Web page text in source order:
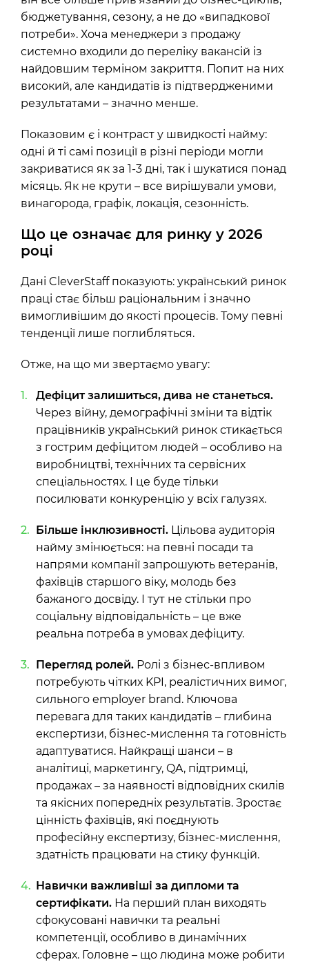
бюджетування, сезону, а не до «випадкової
потреби». Хоча менеджери з продажу
системно входили до переліку вакансій із
найдовшим терміном закриття. Попит на них
високий, але кандидатів із підтвердженими
результатами – значно менше.
Показовим є і контраст у швидкості найму:
одні й ті самі позиції в різні періоди могли
закриватися як за 1-3 дні, так і шукатися понад
місяць. Як не крути – все вирішували умови,
винагорода, графік, локація, сезонність.
Що це означає для ринку у 2026
році
Дані CleverStaff показують: український ринок
праці стає більш раціональним і значно
вимогливішим до якості процесів. Тому певні
тенденції лише поглибляться.
Отже, на що ми звертаємо увагу:
Дефіцит залишиться, дива не станеться.
Через війну, демографічні зміни та відтік
працівників український ринок стикається
з гострим дефіцитом людей – особливо на
виробництві, технічних та сервісних
спеціальностях. І це буде тільки
посилювати конкуренцію у всіх галузях.
Більше інклюзивності. Цільова аудиторія
найму змінюється: на певні посади та
напрями компанії запрошують ветеранів,
фахівців старшого віку, молодь без
бажаного досвіду. І тут не стільки про
соціальну відповідальність – це вже
реальна потреба в умовах дефіциту.
Перегляд ролей. Ролі з бізнес-впливом
потребують чітких KPI, реалістичних вимог,
сильного employer brand. Ключова
перевага для таких кандидатів – глибина
експертизи, бізнес-мислення та готовність
адаптуватися. Найкращі шанси – в
аналітиці, маркетингу, QA, підтримці,
продажах – за наявності відповідних скилів
та якісних попередніх результатів. Зростає
цінність фахівців, які поєднують
професійну експертизу, бізнес-мислення,
здатність працювати на стику функцій.
Навички важливіші за дипломи та
сертифікати. На перший план виходять
сфокусовані навички та реальні
компетенції, особливо в динамічних
сферах. Головне – що людина може робити